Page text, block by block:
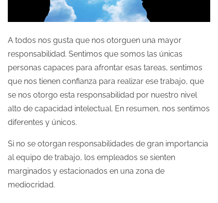
A todos nos gusta que nos otorguen una mayor
responsabilidad. Sentimos que somos las únicas
personas capaces para afrontar esas tareas, sentimos
que nos tienen confianza para realizar ese trabajo, que
se nos otorgo esta responsabilidad por nuestro nivel
alto de capacidad intelectual. En resumen, nos sentimos
diferentes y únicos.
Si no se otorgan responsabilidades de gran importancia
al equipo de trabajo, los empleados se sienten
marginados y estacionados en una zona de
mediocridad.